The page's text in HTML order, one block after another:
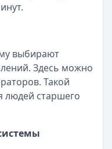
выбирают
Здесь можно
Такой
людей старшего